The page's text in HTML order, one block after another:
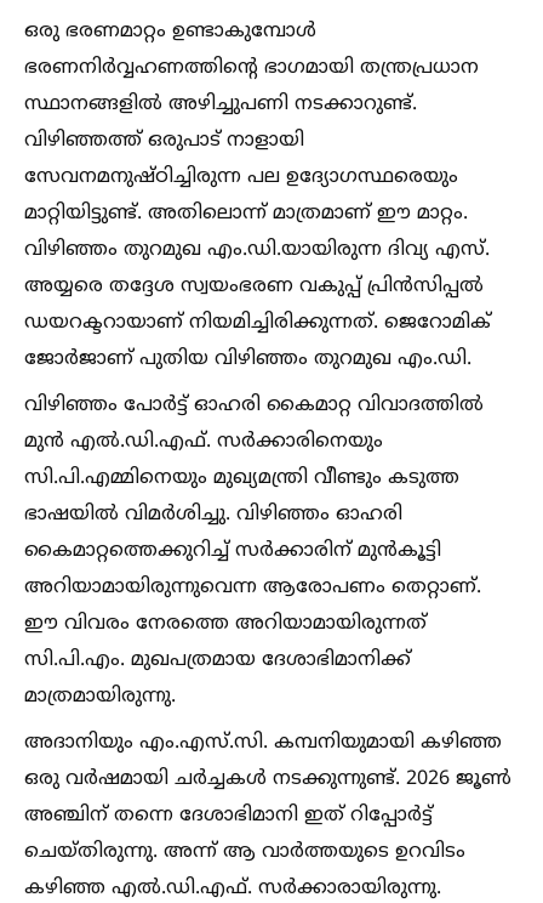
ഒരു ഭരണമാറ്റം ഉണ്ടാകുമ്പോള്‍
ഭരണനിര്‍വ്വഹണത്തിന്റെ ഭാഗമായി തന്ത്രപ്രധാന
സ്ഥാനങ്ങളില്‍ അഴിച്ചുപണി നടക്കാറുണ്ട്.
വിഴിഞ്ഞത്ത് ഒരുപാട് നാളായി
സേവനമനുഷ്ഠിച്ചിരുന്ന പല ഉദ്യോഗസ്ഥരെയും
മാറ്റിയിട്ടുണ്ട്. അതിലൊന്ന് മാത്രമാണ് ഈ മാറ്റം.
വിഴിഞ്ഞം തുറമുഖ എം.ഡി.യായിരുന്ന ദിവ്യ എസ്.
അയ്യരെ തദ്ദേശ സ്വയംഭരണ വകുപ്പ് പ്രിന്‍സിപ്പല്‍
ഡയറക്ടറായാണ് നിയമിച്ചിരിക്കുന്നത്. ജെറോമിക്
ജോര്‍ജാണ് പുതിയ വിഴിഞ്ഞം തുറമുഖ എം.ഡി.
വിഴിഞ്ഞം പോര്‍ട്ട് ഓഹരി കൈമാറ്റ വിവാദത്തില്‍
മുന്‍ എല്‍.ഡി.എഫ്. സര്‍ക്കാരിനെയും
സി.പി.എമ്മിനെയും മുഖ്യമന്ത്രി വീണ്ടും കടുത്ത
ഭാഷയില്‍ വിമര്‍ശിച്ചു. വിഴിഞ്ഞം ഓഹരി
കൈമാറ്റത്തെക്കുറിച്ച്‌ സര്‍ക്കാരിന് മുന്‍കൂട്ടി
അറിയാമായിരുന്നുവെന്ന ആരോപണം തെറ്റാണ്.
ഈ വിവരം നേരത്തെ അറിയാമായിരുന്നത്
സി.പി.എം. മുഖപത്രമായ ദേശാഭിമാനിക്ക്
മാത്രമായിരുന്നു.
അദാനിയും എം.എസ്.സി. കമ്പനിയുമായി കഴിഞ്ഞ
ഒരു വര്‍ഷമായി ചര്‍ച്ചകള്‍ നടക്കുന്നുണ്ട്. 2026 ജൂണ്‍
അഞ്ചിന് തന്നെ ദേശാഭിമാനി ഇത് റിപ്പോര്‍ട്ട്
ചെയ്തിരുന്നു. അന്ന് ആ വാര്‍ത്തയുടെ ഉറവിടം
കഴിഞ്ഞ എല്‍.ഡി.എഫ്. സര്‍ക്കാരായിരുന്നു.